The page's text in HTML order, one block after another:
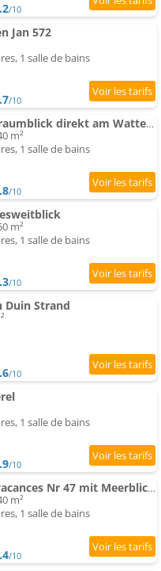
/10
Jan 572
1 salle de bains
/10
Traumlage Nr 58 Traumblick direkt am Wattenmeer erste Reihe unendliche Weite, eingebettet in der Nat
m²
1 salle de bains
/10
m²
1 salle de bains
/10
Duin Strand
/10
1 salle de bains
/10
Neues Maison de vacances Nr 47 mit Meerblick 100 Meter zum Wattenmeer, eingezäunt, hundefreundlich
m²
1 salle de bains
/10